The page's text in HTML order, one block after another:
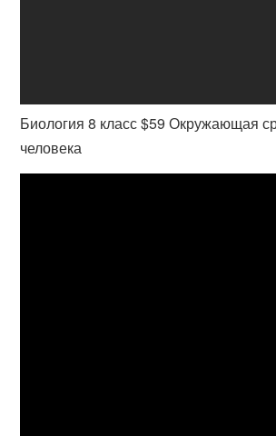
Биология 8 класс $59 Окружающая
человека